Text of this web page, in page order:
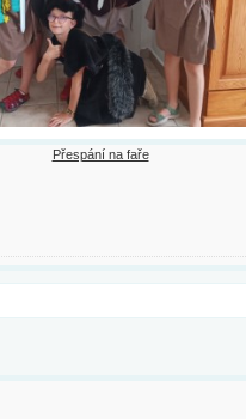
Přespání na faře